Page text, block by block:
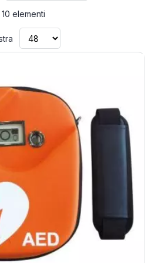
10 elementi